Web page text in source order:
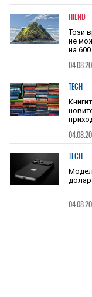
HIEND
Този
не
на
TECH
TECH